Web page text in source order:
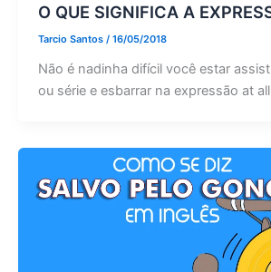
O QUE SIGNIFICA A
Tarcio Santos / 16/05/2018
Não é nadinha difícil você estar
ou série e esbarrar na expressão at